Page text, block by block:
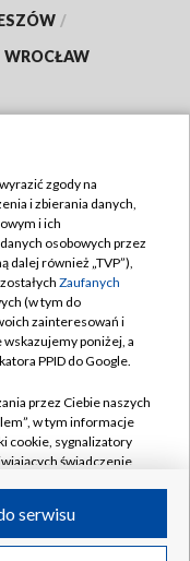
/
WROCŁAW
w likwidacji
zgody na
i zbierania danych,
i ich
osobowych przez
dalej również „TVP”),
Zaufanych
(w tym do
zainteresowań i
poniżej, a
PPID do Google.
przez Ciebie naszych
w tym informacje
cookie, sygnalizatory
świadczenie
serwisu